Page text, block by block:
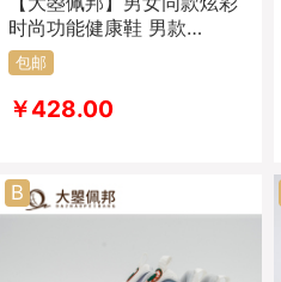
时尚功能健康鞋 男款
H23102 女款H23110 荣获
新型功能健康鞋专利
包邮
￥428.00
B